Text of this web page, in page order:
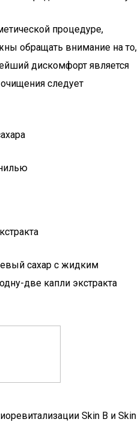
процедуре,
обращать внимание на то,
дискомфорт является
следует
сахар с жидким
две капли экстракта
Skin B и Skin